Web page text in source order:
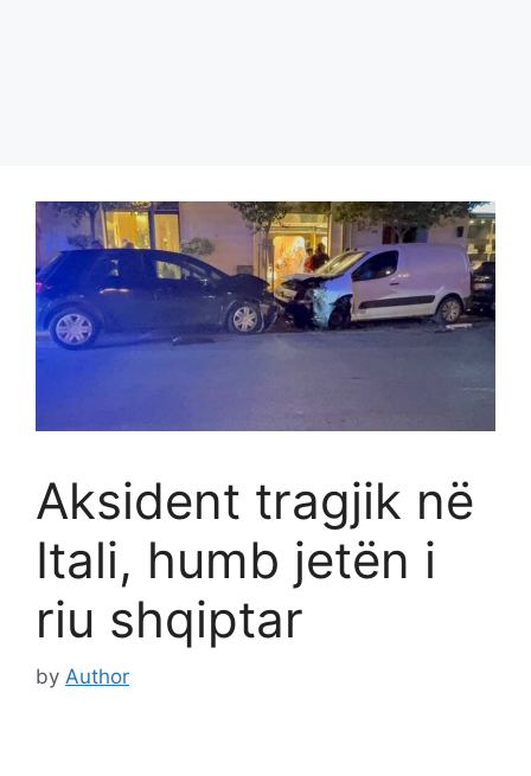
Aksident tragjik në
Itali, humb jetën i
riu shqiptar
by Author